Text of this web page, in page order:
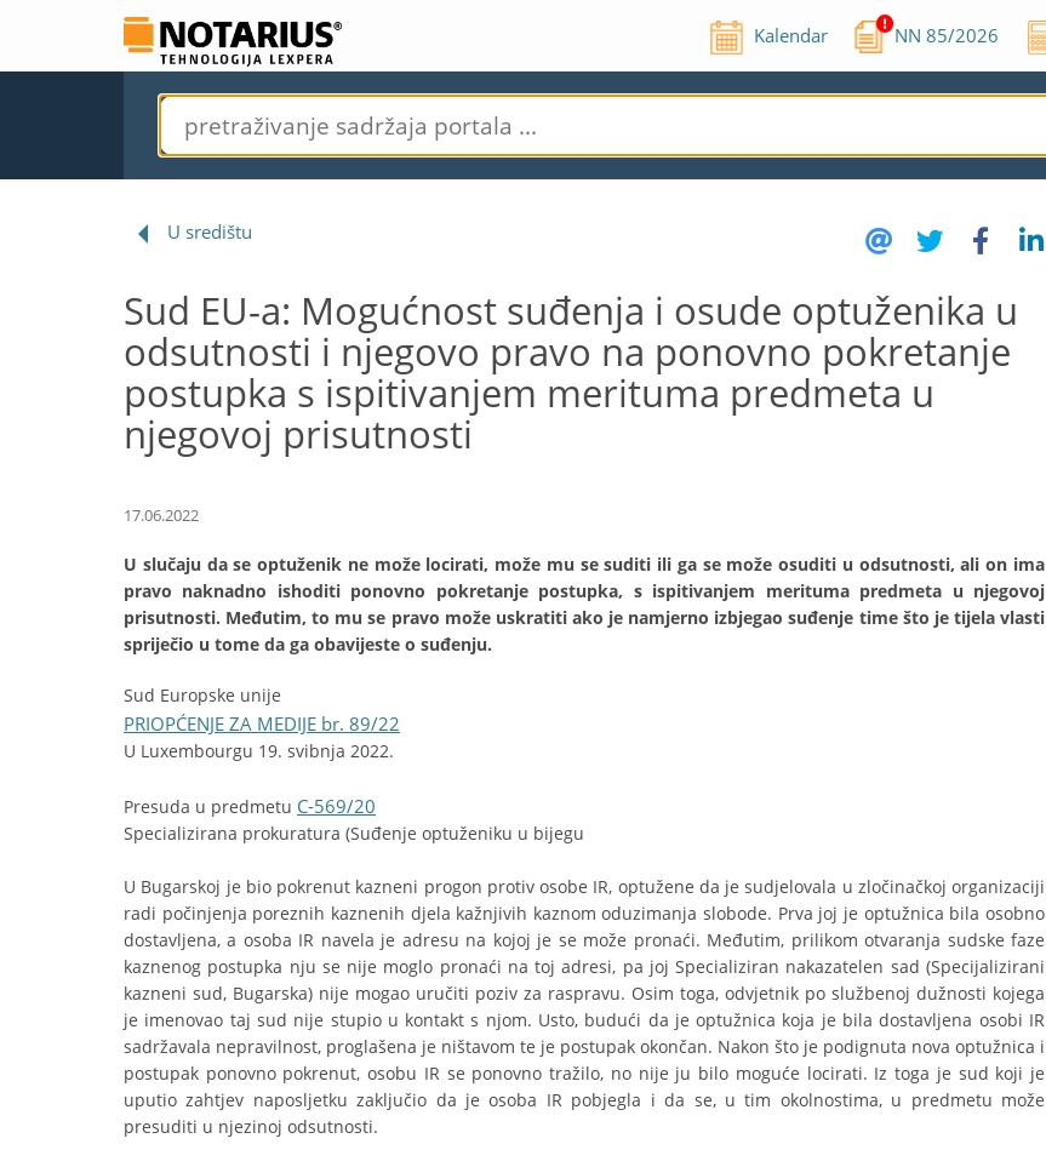
Kalendar NN85/2026
U središtu
Sud EU-a: Mogućnost suđenja i osude optuženika u
odsutnosti i njegovo pravo na ponovno pokretanje
postupka s ispitivanjem merituma predmeta u
njegovoj prisutnosti
17.06.2022
U slučaju da se optuženik ne može locirati, može mu se suditi ili ga se može osuditi u odsutnosti, ali on ima
pravo naknadno ishoditi ponovno pokretanje postupka, s ispitivanjem merituma predmeta u njegovoj
prisutnosti. Međutim, to mu se pravo može uskratiti ako je namjerno izbjegao suđenje time što je tijela vlasti
spriječio u tome da ga obavijeste o suđenju.
Sud Europske unije
PRIOPĆENJE ZA MEDIJE br. 89/22
U Luxembourgu 19. svibnja 2022.
Presuda u predmetu C-569/20
Specializirana prokuratura (Suđenje optuženiku u bijegu
U Bugarskoj je bio pokrenut kazneni progon protiv osobe IR, optužene da je sudjelovala u zločinačkoj organizaciji
radi počinjenja poreznih kaznenih djela kažnjivih kaznom oduzimanja slobode. Prva joj je optužnica bila osobno
dostavljena, a osoba IR navela je adresu na kojoj je se može pronaći. Međutim, prilikom otvaranja sudske faze
kaznenog postupka nju se nije moglo pronaći na toj adresi, pa joj Specializiran nakazatelen sad (Specijalizirani
kazneni sud, Bugarska) nije mogao uručiti poziv za raspravu. Osim toga, odvjetnik po službenoj dužnosti kojega
je imenovao taj sud nije stupio u kontakt s njom. Usto, budući da je optužnica koja je bila dostavljena osobi IR
sadržavala nepravilnost, proglašena je ništavom te je postupak okončan. Nakon što je podignuta nova optužnica i
postupak ponovno pokrenut, osobu IR se ponovno tražilo, no nije ju bilo moguće locirati. Iz toga je sud koji je
uputio zahtjev naposljetku zaključio da je osoba IR pobjegla i da se, u tim okolnostima, u predmetu može
presuditi u njezinoj odsutnosti.